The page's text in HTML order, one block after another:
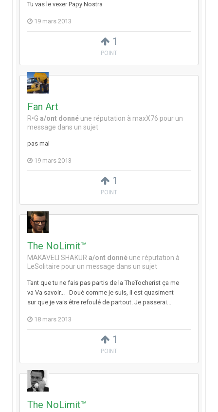
1
POINT
Tu vas le vexer Papy Nostra
19 mars 2013
1
POINT
Fan Art
R•G a/ont donné une réputation à maxX76 pour un
message dans un sujet
pas mal
19 mars 2013
1
POINT
The NoLimit™
MAKAVELI SHAKUR a/ont donné une réputation à
LeSolitaire pour un message dans un sujet
Tant que tu ne fais pas partis de la TheTocherist ça me
va Va savoir... Doué comme je suis, il est quasiment
sur que je vais être refoulé de partout. Je passerai...
18 mars 2013
The NoLimit™